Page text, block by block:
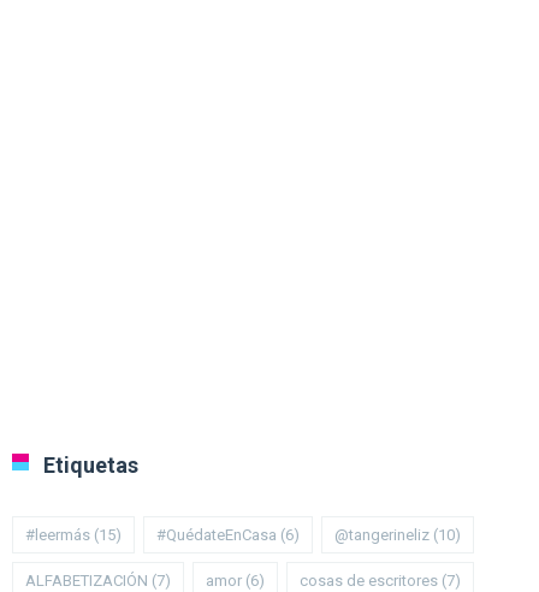
Etiquetas
#leermás (15) #QuédateEnCasa (6) @tangerineliz (10)
ALFABETIZACIÓN (7) amor (6) cosas de escritores (7)